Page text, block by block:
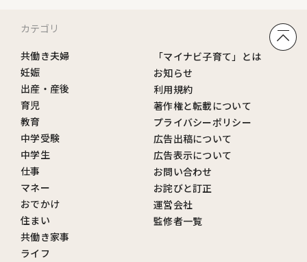
カテゴリ
共働き夫婦
妊娠
出産・産後
育児
教育
中学受験
中学生
仕事
マネー
おでかけ
住まい
共働き家事
ライフ
「マイナビ子育て」とは
お知らせ
利用規約
著作権と転載について
プライバシーポリシー
広告出稿について
広告表示について
お問い合わせ
お詫びと訂正
運営会社
監修者一覧